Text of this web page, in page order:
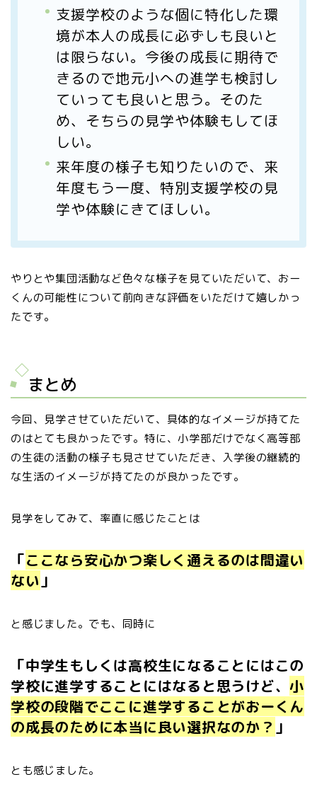
支援学校のような個に特化した環
境が本人の成長に必ずしも良いと
は限らない。今後の成長に期待で
きるので地元小への進学も検討し
ていっても良いと思う。そのた
め、そちらの見学や体験もしてほ
しい。
来年度の様子も知りたいので、来
年度もう一度、特別支援学校の見
学や体験にきてほしい。
やりとや集団活動など色々な様子を見ていただいて、おー
くんの可能性について前向きな評価をいただけて嬉しかっ
たです。
まとめ
今回、見学させていただいて、具体的なイメージが持てた
のはとても良かったです。特に、小学部だけでなく高等部
の生徒の活動の様子も見させていただき、入学後の継続的
な生活のイメージが持てたのが良かったです。
見学をしてみて、率直に感じたことは
「ここなら安心かつ楽しく通えるのは間違い
ない 」
と感じました。でも、同時に
「中学生もしくは高校生になることにはこの
学校に進学することにはなると思うけど、小
学校の段階でここに進学することがおーくん
の成長のために本当に良い選択なのか？ 」
とも感じました。